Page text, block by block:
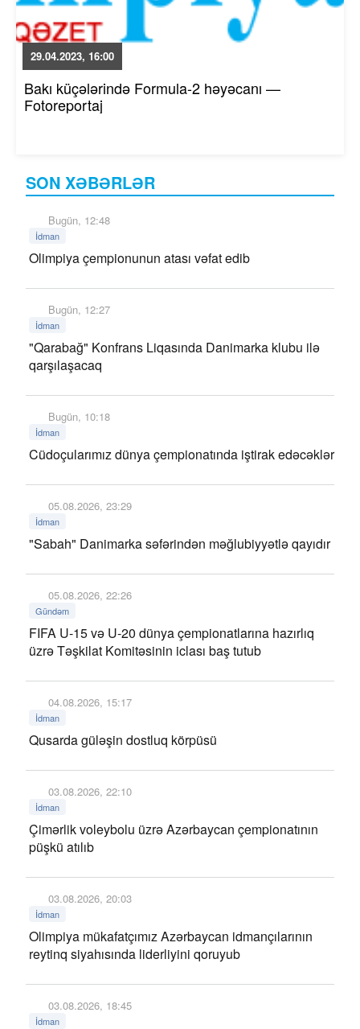
SON XƏBƏRLƏR
Bugün, 12:48
İdman
Olimpiya çempionunun atası vəfat edib
Bugün, 12:27
İdman
"Qarabağ" Konfrans Liqasında Danimarka klubu ilə
qarşılaşacaq
Bugün, 10:18
İdman
Cüdoçularımız dünya çempionatında iştirak edəcəklər
05.08.2026, 23:29
İdman
"Sabah" Danimarka səfərindən məğlubiyyətlə qayıdır
05.08.2026, 22:26
Gündəm
FIFA U-15 və U-20 dünya çempionatlarına hazırlıq
üzrə Təşkilat Komitəsinin iclası baş tutub
04.08.2026, 15:17
İdman
Qusarda güləşin dostluq körpüsü
03.08.2026, 22:10
İdman
Çimərlik voleybolu üzrə Azərbaycan çempionatının
püşkü atılıb
03.08.2026, 20:03
İdman
Olimpiya mükafatçımız Azərbaycan idmançılarının
reytinq siyahısında liderliyini qoruyub
03.08.2026, 18:45
İdman
29.04.2023, 16:00
Bakı küçələrində Formula-2 həyəcanı —
Fotoreportaj